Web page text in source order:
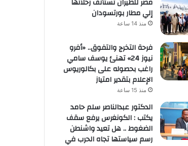
إلي مطار بورتسودان
منذ 14 ساعة
فرحة التخرج والتفوق.. «أفرو
نيوز 24» تهنئ يوسف سامي
راغب بحصوله على بكالوريوس
الإعلام بتقدير امتياز
منذ 15 ساعة
الدكتور عبدالناصر سلم حامد
يكتب : الكونغرس يرفع سقف
الضغوط .. هل تعيد واشنطن
رسم سياستها تجاه الحرب في